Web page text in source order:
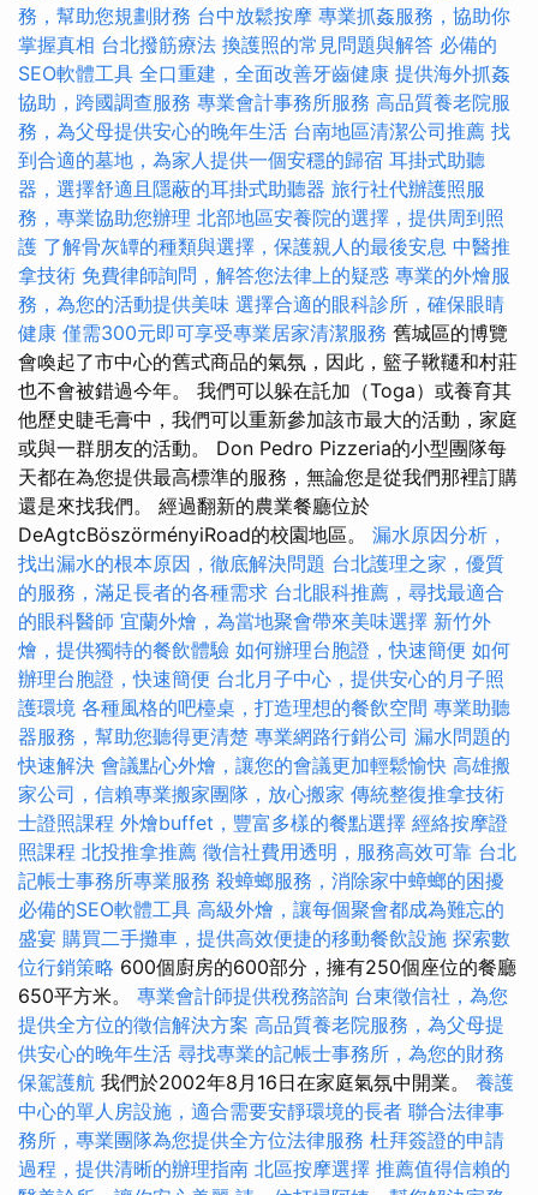
務，幫助您規劃財務 台中放鬆按摩 專業抓姦服務，協助你
掌握真相 台北撥筋療法 換護照的常見問題與解答 必備的
SEO軟體工具 全口重建，全面改善牙齒健康 提供海外抓姦
協助，跨國調查服務 專業會計事務所服務 高品質養老院服
務，為父母提供安心的晚年生活 台南地區清潔公司推薦 找
到合適的墓地，為家人提供一個安穩的歸宿 耳掛式助聽
器，選擇舒適且隱蔽的耳掛式助聽器 旅行社代辦護照服
務，專業協助您辦理 北部地區安養院的選擇，提供周到照
護 了解骨灰罈的種類與選擇，保護親人的最後安息 中醫推
拿技術 免費律師詢問，解答您法律上的疑惑 專業的外燴服
務，為您的活動提供美味 選擇合適的眼科診所，確保眼睛
健康 僅需300元即可享受專業居家清潔服務 舊城區的博覽
會喚起了市中心的舊式商品的氣氛，因此，籃子鞦韆和村莊
也不會被錯過今年。 我們可以躲在託加（Toga）或養育其
他歷史睫毛膏中，我們可以重新參加該市最大的活動，家庭
或與一群朋友的活動。 Don Pedro Pizzeria的小型團隊每
天都在為您提供最高標準的服務，無論您是從我們那裡訂購
還是來找我們。 經過翻新的農業餐廳位於
DeAgtcBöszörményiRoad的校園地區。 漏水原因分析，
找出漏水的根本原因，徹底解決問題 台北護理之家，優質
的服務，滿足長者的各種需求 台北眼科推薦，尋找最適合
的眼科醫師 宜蘭外燴，為當地聚會帶來美味選擇 新竹外
燴，提供獨特的餐飲體驗 如何辦理台胞證，快速簡便 如何
辦理台胞證，快速簡便 台北月子中心，提供安心的月子照
護環境 各種風格的吧檯桌，打造理想的餐飲空間 專業助聽
器服務，幫助您聽得更清楚 專業網路行銷公司 漏水問題的
快速解決 會議點心外燴，讓您的會議更加輕鬆愉快 高雄搬
家公司，信賴專業搬家團隊，放心搬家 傳統整復推拿技術
士證照課程 外燴buffet，豐富多樣的餐點選擇 經絡按摩證
照課程 北投推拿推薦 徵信社費用透明，服務高效可靠 台北
記帳士事務所專業服務 殺蟑螂服務，消除家中蟑螂的困擾
必備的SEO軟體工具 高級外燴，讓每個聚會都成為難忘的
盛宴 購買二手攤車，提供高效便捷的移動餐飲設施 探索數
位行銷策略 600個廚房的600部分，擁有250個座位的餐廳
650平方米。 專業會計師提供稅務諮詢 台東徵信社，為您
提供全方位的徵信解決方案 高品質養老院服務，為父母提
供安心的晚年生活 尋找專業的記帳士事務所，為您的財務
保駕護航 我們於2002年8月16日在家庭氣氛中開業。 養護
中心的單人房設施，適合需要安靜環境的長者 聯合法律事
務所，專業團隊為您提供全方位法律服務 杜拜簽證的申請
過程，提供清晰的辦理指南 北區按摩選擇 推薦值得信賴的